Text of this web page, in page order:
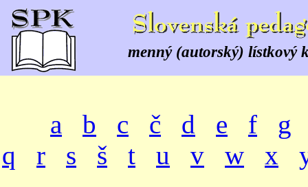
menný (autorský) lístkový
a b c č d e f
g
q
r s š t u v w x